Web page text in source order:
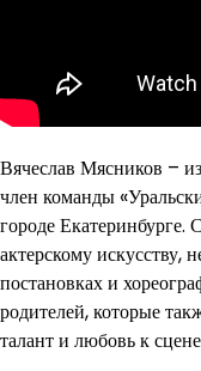
Вячеслав Мясников –
член команды
городе Екатеринбурге.
актерскому искусству,
постановках и
родителей, которые
талант и любовь к